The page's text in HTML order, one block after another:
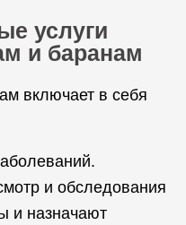
услуги
и баранам
включает в себя
и обследования
и назначают